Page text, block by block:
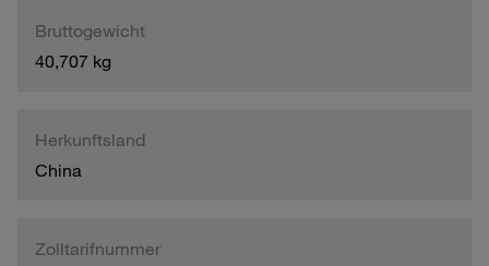
Bruttogewicht
40,707 kg
Herkunftsland
China
Zolltarifnummer